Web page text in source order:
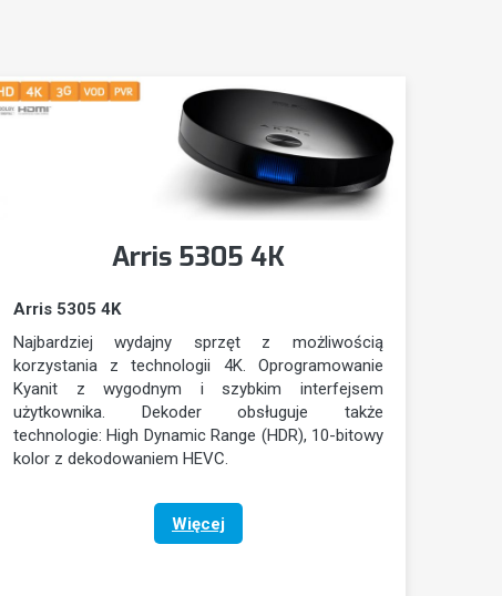
Arris 5305 4K
Arris 5305 4K
Najbardziej wydajny sprzęt z możliwością
korzystania z technologii 4K. Oprogramowanie
Kyanit z wygodnym i szybkim interfejsem
użytkownika. Dekoder obsługuje także
technologie: High Dynamic Range (HDR), 10-bitowy
kolor z dekodowaniem HEVC.
Więcej